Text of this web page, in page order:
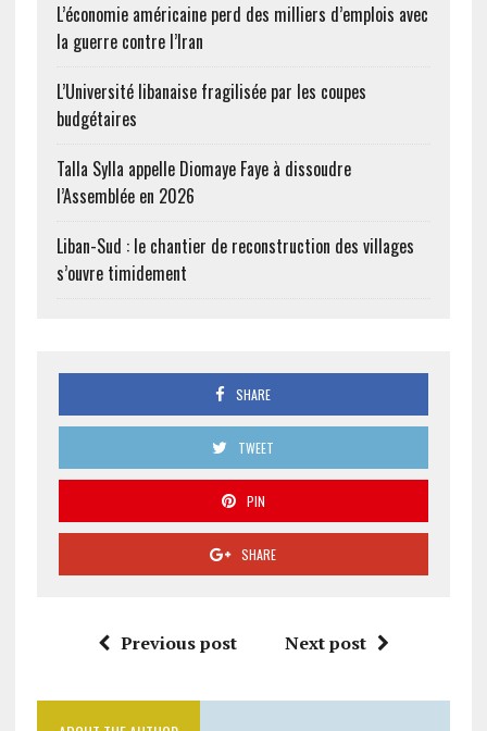
L’économie américaine perd des milliers d’emplois avec
la guerre contre l’Iran
L’Université libanaise fragilisée par les coupes
budgétaires
Talla Sylla appelle Diomaye Faye à dissoudre
l’Assemblée en 2026
Liban-Sud : le chantier de reconstruction des villages
s’ouvre timidement
SHARE
TWEET
PIN
SHARE
Previous post Next post